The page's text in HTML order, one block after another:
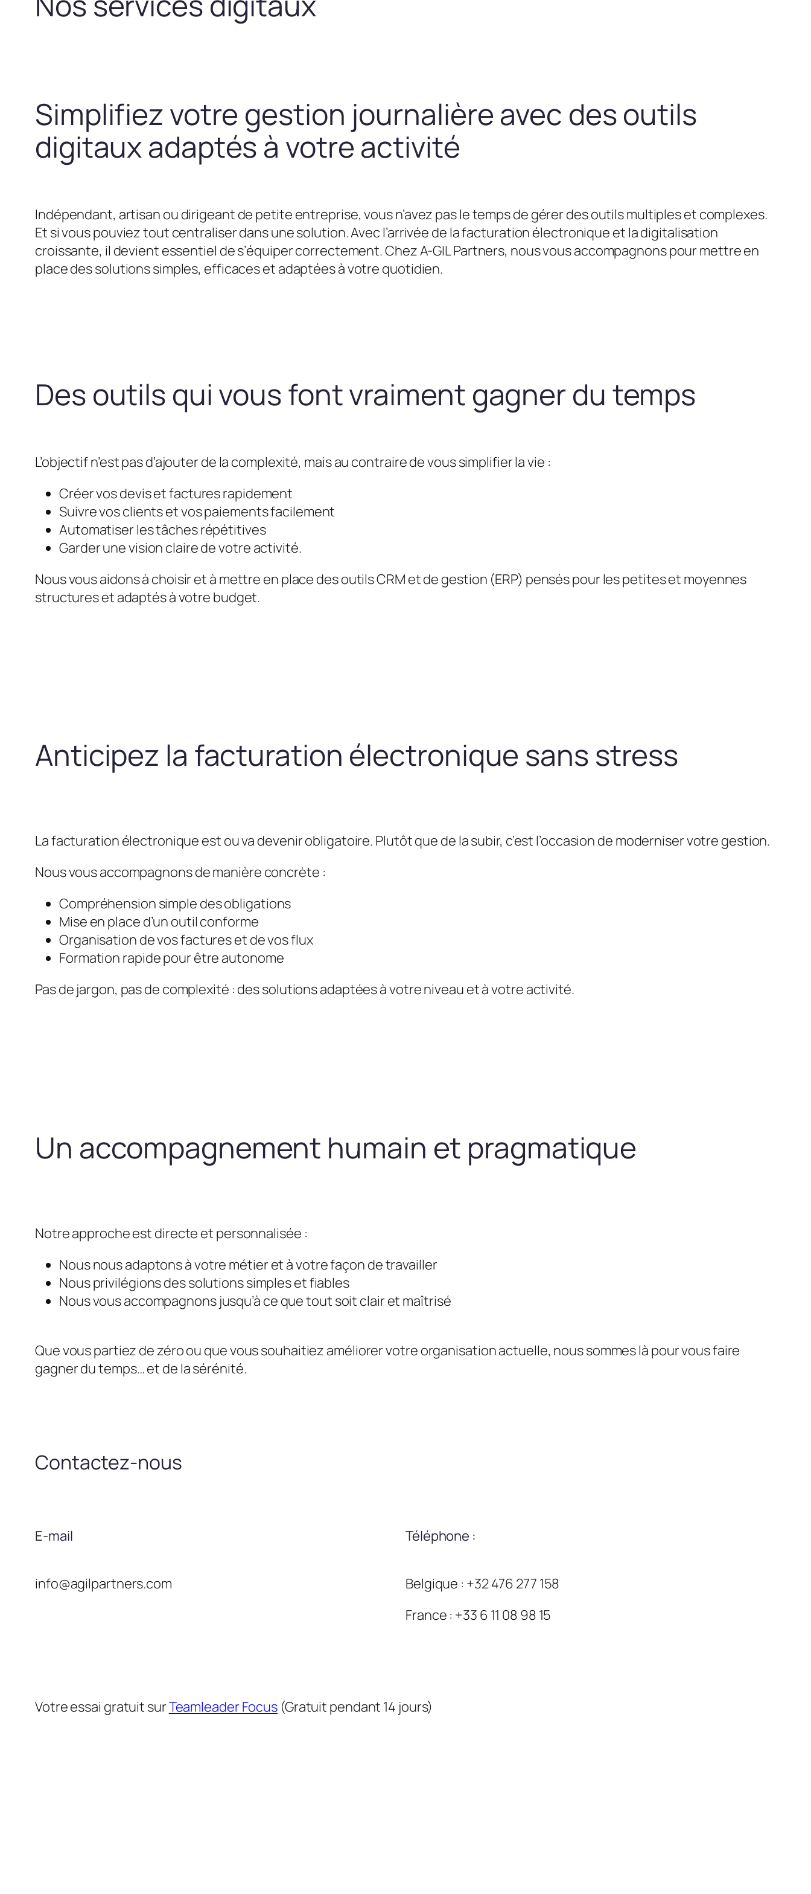
Simplifiez votre gestion journalière avec des outils
digitaux adaptés à votre activité
Indépendant, artisan ou dirigeant de petite entreprise, vous n’avez pas le temps de gérer des outils multiples et complexes.
Et si vous pouviez tout centraliser dans une solution. Avec l’arrivée de la facturation électronique et la digitalisation
croissante, il devient essentiel de s’équiper correctement. Chez A-GIL Partners, nous vous accompagnons pour mettre en
place des solutions simples, efficaces et adaptées à votre quotidien.
Des outils qui vous font vraiment gagner du temps
L’objectif n’est pas d’ajouter de la complexité, mais au contraire de vous simplifier la vie :
Créer vos devis et factures rapidement
Suivre vos clients et vos paiements facilement
Automatiser les tâches répétitives
Garder une vision claire de votre activité.
Nous vous aidons à choisir et à mettre en place des outils CRM et de gestion (ERP) pensés pour les petites et moyennes
structures et adaptés à votre budget.
Anticipez la facturation électronique sans stress
La facturation électronique est ou va devenir obligatoire. Plutôt que de la subir, c’est l’occasion de moderniser votre gestion.
Nous vous accompagnons de manière concrète :
Compréhension simple des obligations
Mise en place d’un outil conforme
Organisation de vos factures et de vos flux
Formation rapide pour être autonome
Pas de jargon, pas de complexité : des solutions adaptées à votre niveau et à votre activité.
Un accompagnement humain et pragmatique
Notre approche est directe et personnalisée :
Nous nous adaptons à votre métier et à votre façon de travailler
Nous privilégions des solutions simples et fiables
Nous vous accompagnons jusqu’à ce que tout soit clair et maîtrisé
Que vous partiez de zéro ou que vous souhaitiez améliorer votre organisation actuelle, nous sommes là pour vous faire
gagner du temps… et de la sérénité.
Contactez-nous
E-mail
info@agilpartners.com
Téléphone :
Belgique : +32 476 277 158
France : +33 6 11 08 98 15
Votre essai gratuit surTeamleader Focus (Gratuit pendant 14 jours)